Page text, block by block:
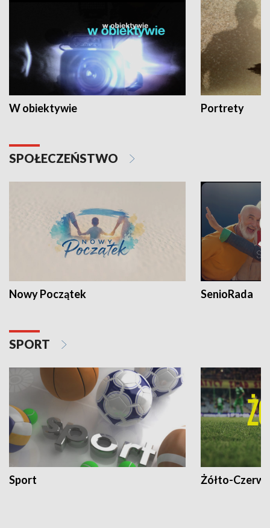
W obiektywie Portrety
SPOŁECZEŃSTWO
Nowy Początek SenioRada
SPORT
Sport Żółto-